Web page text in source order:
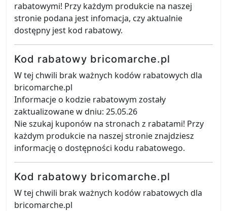
rabatowymi! Przy każdym produkcie na naszej
stronie podana jest infomacja, czy aktualnie
dostępny jest kod rabatowy.
Kod rabatowy bricomarche.pl
W tej chwili brak ważnych kodów rabatowych dla
bricomarche.pl
Informacje o kodzie rabatowym zostały
zaktualizowane w dniu: 25.05.26
Nie szukaj kuponów na stronach z rabatami! Przy
każdym produkcie na naszej stronie znajdziesz
informację o dostępności kodu rabatowego.
Kod rabatowy bricomarche.pl
W tej chwili brak ważnych kodów rabatowych dla
bricomarche.pl